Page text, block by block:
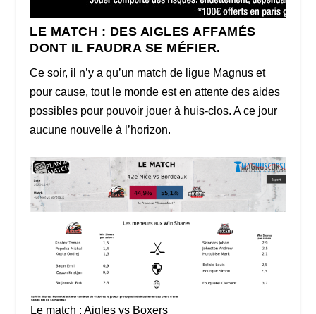
LE MATCH : DES AIGLES AFFAMÉS
DONT IL FAUDRA SE MÉFIER.
Ce soir, il n’y a qu’un match de ligue Magnus et
pour cause, tout le monde est en attente des aides
possibles pour pouvoir jouer à huis-clos. A ce jour
aucune nouvelle à l’horizon.
Le match : Aigles vs Boxers